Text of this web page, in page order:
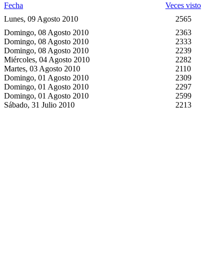
Fecha
Veces visto
Lunes, 09 Agosto 2010
2565
Domingo, 08 Agosto 2010
2363
Domingo, 08 Agosto 2010
2333
Domingo, 08 Agosto 2010
2239
Miércoles, 04 Agosto 2010
2282
Martes, 03 Agosto 2010
2110
Domingo, 01 Agosto 2010
2309
Domingo, 01 Agosto 2010
2297
Domingo, 01 Agosto 2010
2599
Sábado, 31 Julio 2010 2213